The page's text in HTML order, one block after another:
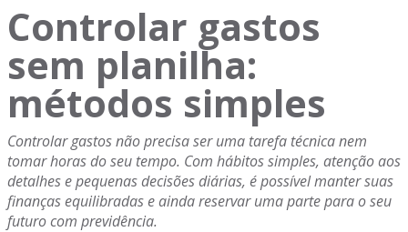
Controlar gastos
sem planilha:
métodos simples
Controlar gastos não precisa ser uma tarefa técnica nem
tomar horas do seu tempo. Com hábitos simples, atenção aos
detalhes e pequenas decisões diárias, é possível manter suas
finanças equilibradas e ainda reservar uma parte para o seu
futuro com previdência.